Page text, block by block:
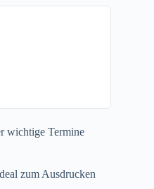
wichtige Termine
zum Ausdrucken